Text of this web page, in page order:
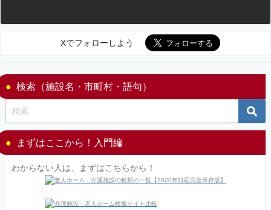
Xでフォローしよう
検索（施設名・市町村・語句）
まずはここから！入門編
わからない人は、まずはこちらから！